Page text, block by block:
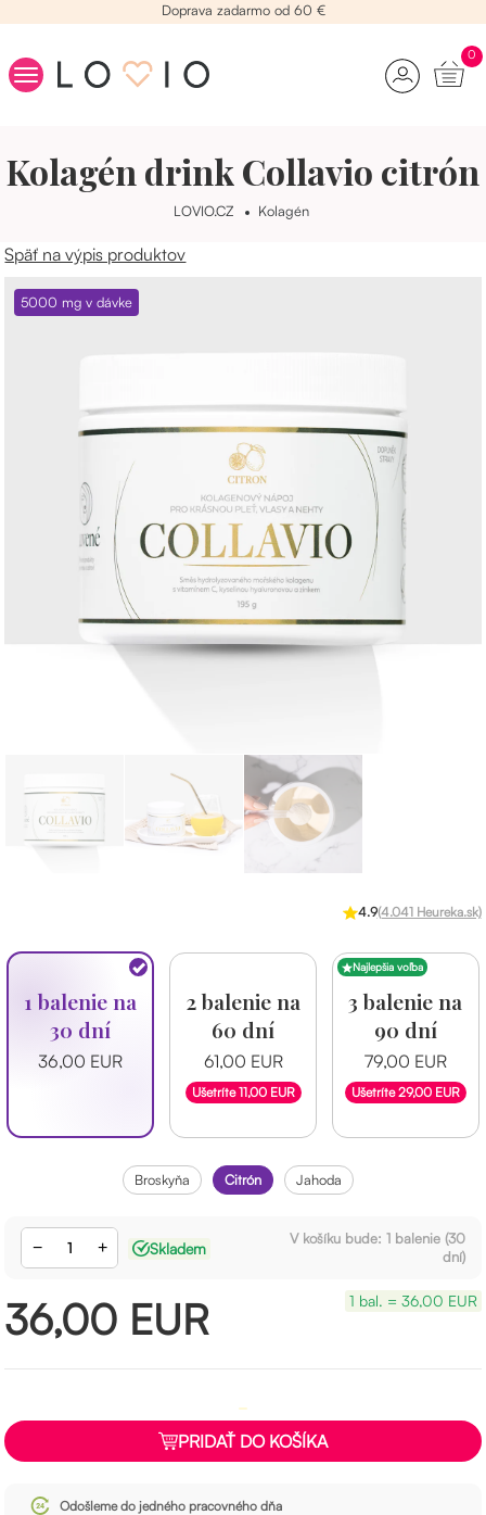
Doprava zadarmo od 60 €
Beauty raňajky
0
Kolagén drink Collavio citrón
LOVIO.CZ Kolagén
Späť na výpis produktov
5000 mg v dávke
4.9(4.041 Heureka.sk)
1 balenie na
30 dní
36,00 EUR
2 balenie na
60 dní
61,00 EUR
Ušetríte 11,00 EUR
3 balenie na
90 dní
79,00 EUR
Ušetríte 29,00 EUR
Najlepšia voľba
broskyňa citrón jahoda
− + Skladem
V košíku bude: 1balenie (30
dní)
36,00 EUR 1 bal. = 36,00 EUR
PRIDAŤ DO KOŠÍKA
Odošleme do jedného pracovného dňa